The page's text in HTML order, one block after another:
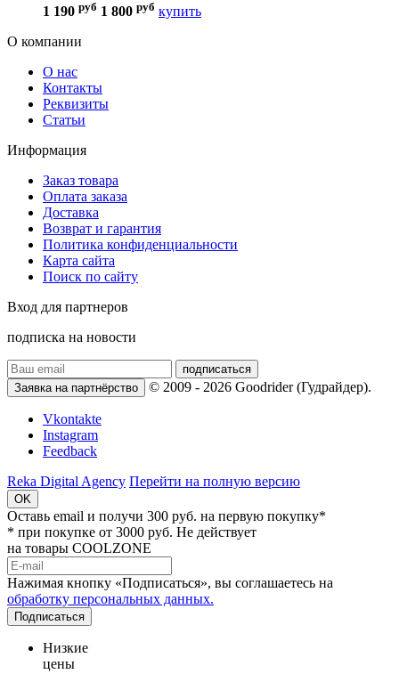
1 190 руб 1 800 руб купить
О компании
О нас
Контакты
Реквизиты
Статьи
Информация
Заказ товара
Оплата заказа
Доставка
Возврат и гарантия
Политика конфиденциальности
Карта сайта
Поиск по сайту
Вход для партнеров
подписка на новости
подписаться
Заявка на партнёрство
© 2009 - 2026 Goodrider (Гудрайдер).
Vkontakte
Instagram
Feedback
Reka Digital Agency Перейти на полную версию
OK
Оставь email и получи 300 руб. на первую покупку*
* при покупке от 3000 руб. Не действует
на товары COOLZONE
Нажимая кнопку «Подписаться», вы соглашаетесь на
обработку персональных данных.
Подписаться
Низкие
цены